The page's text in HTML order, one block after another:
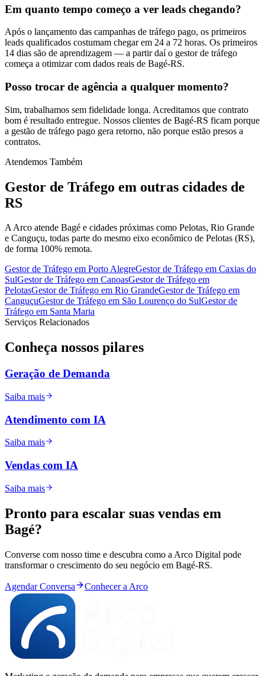
Em quanto tempo começo a ver leads chegando?
Após o lançamento das campanhas de tráfego pago, os primeiros
leads qualificados costumam chegar em 24 a 72 horas. Os primeiros
14 dias são de aprendizagem — a partir daí o gestor de tráfego
começa a otimizar com dados reais de Bagé-RS.
Posso trocar de agência a qualquer momento?
Sim, trabalhamos sem fidelidade longa. Acreditamos que contrato
bom é resultado entregue. Nossos clientes de Bagé-RS ficam porque
a gestão de tráfego pago gera retorno, não porque estão presos a
contratos.
Atendemos Também
Gestor de Tráfego em outras cidades de
RS
A Arco atende Bagé e cidades próximas como Pelotas, Rio Grande
e Canguçu, todas parte do mesmo eixo econômico de Pelotas (RS),
de forma 100% remota.
Gestor de Tráfego em Porto AlegreGestor de Tráfego em Caxias do
SulGestor de Tráfego em CanoasGestor de Tráfego em
PelotasGestor de Tráfego em Rio GrandeGestor de Tráfego em
CanguçuGestor de Tráfego em São Lourenço do SulGestor de
Tráfego em Santa Maria
Serviços Relacionados
Conheça nossos pilares
Geração de Demanda
Saiba mais
Atendimento com IA
Saiba mais
Vendas com IA
Saiba mais
Pronto para escalar suas vendas em
Bagé?
Converse com nosso time e descubra como a Arco Digital pode
transformar o crescimento do seu negócio em Bagé-RS.
Agendar Conversa Conhecer a Arco